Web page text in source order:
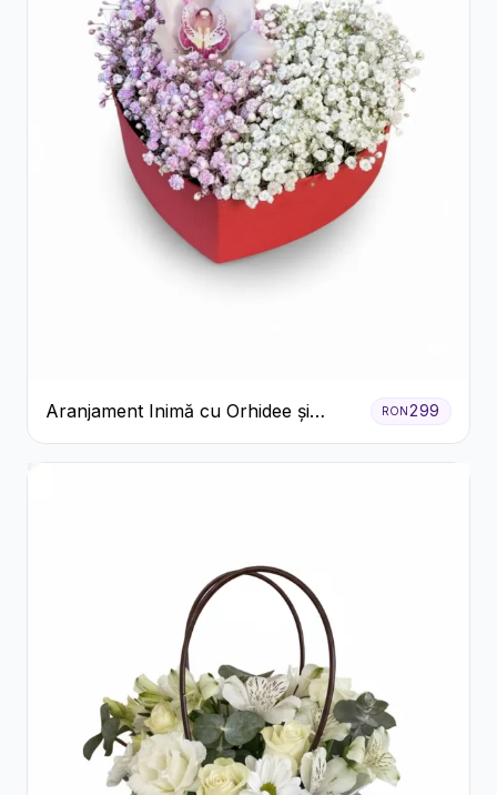
Aranjament Inimă cu Orhidee și
Floarea Miresei
RON299